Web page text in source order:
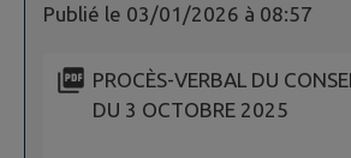
Publié le 03/01/2026 à 08:57
PROCÈS-VERBAL DU
DU 3 OCTOBRE 2025